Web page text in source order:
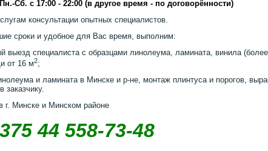
Сб. с 17:00 - 22:00 (в другое время - по договорённости)
консультации опытных специалистов.
сроки и удобное для Вас время, выполним:
выезд специалиста с образцами линолеума, ламината, винила
от 16 м2;
и ламината в Минске и р-не, монтаж плинтуса и порогов,
заказчику.
г. Минске и Минском районе
44 558-73-48